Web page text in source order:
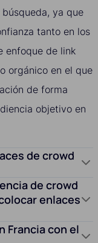
ya que
tanto en los
enfoque de link
orgánico en el que
de forma
objetivo en
de crowd
de crowd
enlaces
Francia con el